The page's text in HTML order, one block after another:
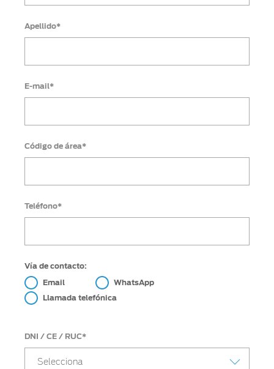
Apellido*
E-mail*
Código de área*
Teléfono*
Vía de contacto:
Email
WhatsApp
Llamada telefónica
DNI / CE / RUC*
Selecciona